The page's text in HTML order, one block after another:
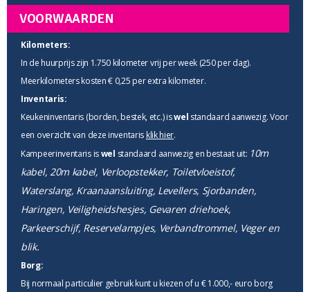
VOORWAARDEN
Kilometers:
In de huurprijs zijn 1.750 kilometer vrij per week (250 per dag).
Meerkilometers kosten € 0,25 per extra kilometer.
Inventaris:
Keukeninventaris (borden, bestek, etc.) iswel standaard aanwezig. Voor
een overzicht van deze inventaris klik hier.
Kampeerinventaris iswel standaard aanwezig en bestaat uit: 10m
kabel, 20m kabel, Verloopstekker, Toiletvloeistof,
Waterslang, Kraanaansluiting, Levellers, Sjorbanden,
Haringen, Veiligheidshesjes, Gevaren driehoek,
Parkeerschijf, Reservelampjes, Verbandtrommel, Veger en
blik.
Borg:
Bij normaal particulier gebruik kunt u kiezen of u € 1.000,- euro borg